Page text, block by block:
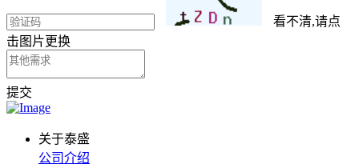
看不清,请点
击图片更换
提交
关于泰盛
公司介绍